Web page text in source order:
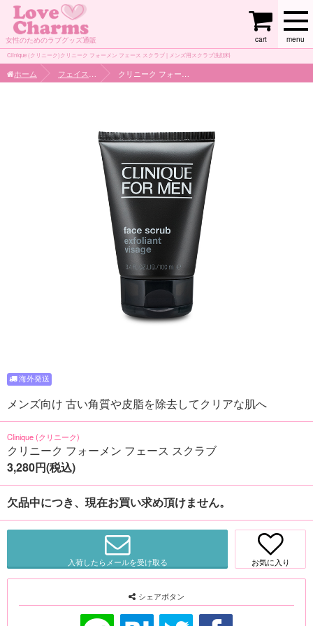
女性のためのラブグッズ通販 menu
cart
Clinique (クリニーク)クリニーク フォーメン フェース スクラブ | メンズ用スクラブ洗顔料
ホーム
メンズ向け 古い角質や皮脂を除去してクリアな肌へ
Clinique (クリニーク)
クリニーク フォーメン フェース スクラブ
3,280円(税込)
欠品中につき、現在お買い求め頂けません。
入荷したらメールを受け取る お気に入り
シェアボタン